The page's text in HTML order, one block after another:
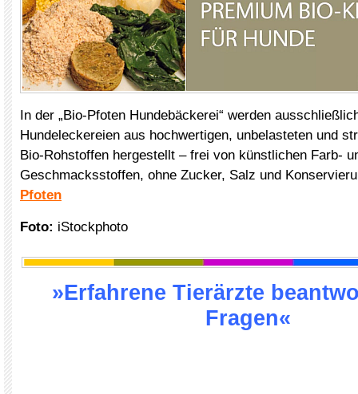
In der „Bio-Pfoten Hundebäckerei“ werden
Hundeleckereien aus hochwertigen, unbelasteten und
Bio-Rohstoffen hergestellt – frei von künstlichen Farb-
Geschmacksstoffen, ohne Zucker, Salz und
Pfoten
Foto: iStockphoto
»Erfahrene Tierärzte
Fragen«